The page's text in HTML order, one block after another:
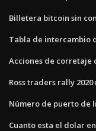
Billetera bitcoin sin
Tabla de intercambio
Acciones de corretaje
Ross traders rally
Número de puerto de
Cuanto esta el dolar